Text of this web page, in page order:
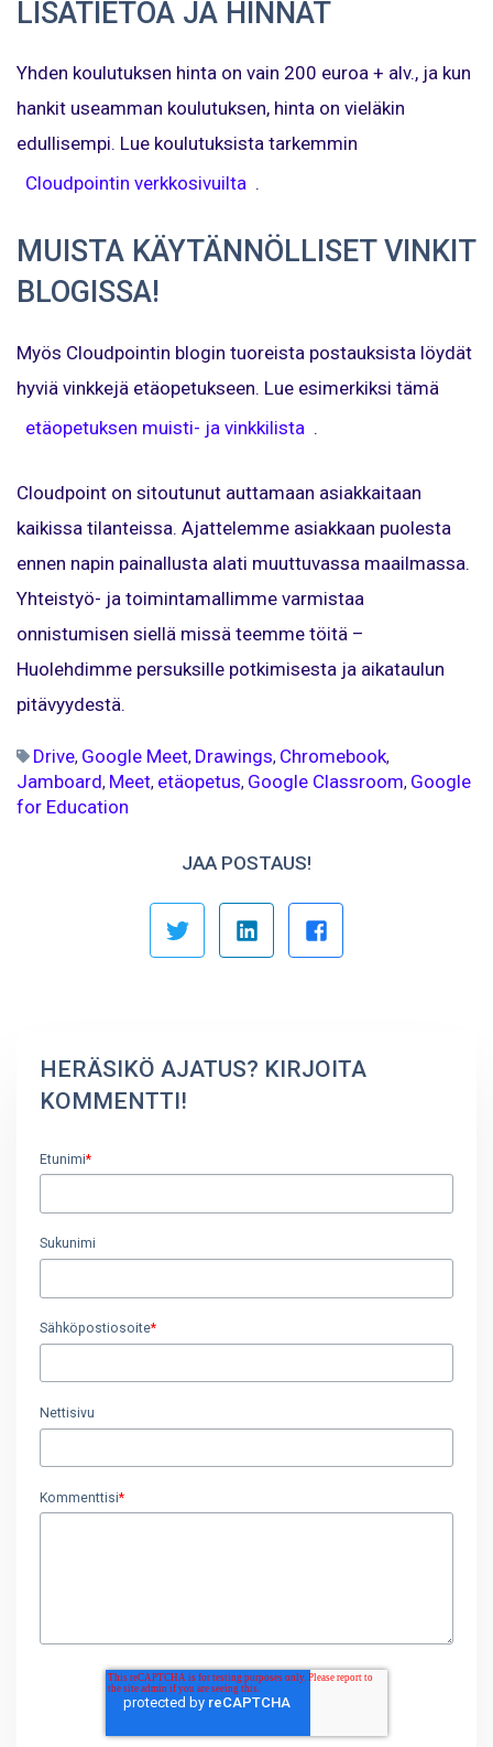
LISÄTIETOA JA HINNAT
Yhden koulutuksen hinta on vain 200 euroa + alv., ja kun
hankit useamman koulutuksen, hinta on vieläkin
edullisempi. Lue koulutuksista tarkemmin
Cloudpointin verkkosivuilta .
MUISTA KÄYTÄNNÖLLISET VINKIT
BLOGISSA!
Myös Cloudpointin blogin tuoreista postauksista löydät
hyviä vinkkejä etäopetukseen. Lue esimerkiksi tämä
etäopetuksen muisti- ja vinkkilista .
Cloudpoint on sitoutunut auttamaan asiakkaitaan
kaikissa tilanteissa. Ajattelemme asiakkaan puolesta
ennen napin painallusta alati muuttuvassa maailmassa.
Yhteistyö- ja toimintamallimme varmistaa
onnistumisen siellä missä teemme töitä –
Huolehdimme persuksille potkimisesta ja aikataulun
pitävyydestä.
Drive, Google Meet, Drawings, Chromebook,
Jamboard, Meet, etäopetus, Google Classroom, Google
for Education
JAA POSTAUS!
HERÄSIKÖ AJATUS? KIRJOITA
KOMMENTTI!
Etunimi*
Sukunimi
Sähköpostiosoite*
Nettisivu
Kommenttisi*